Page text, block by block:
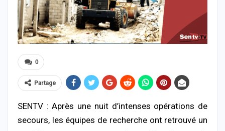
0
Partage
SENTV : Après une nuit d’intenses opérations de
secours, les équipes de recherche ont retrouvé un